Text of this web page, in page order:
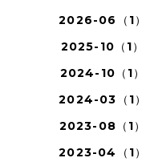
2026-06（1）
2025-10（1）
2024-10（1）
2024-03（1）
2023-08（1）
2023-04（1）